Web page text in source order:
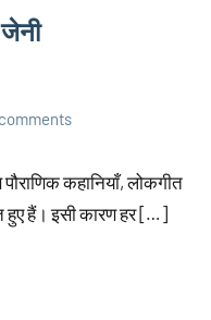
कहानियाँ, लोकगीत
हुए हैं। इसी कारण हर […]